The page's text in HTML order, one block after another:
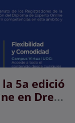
5a edició
en Dret